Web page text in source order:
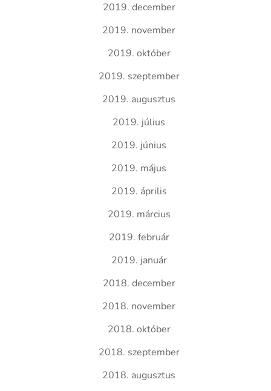
2019. december
2019. november
2019. október
2019. szeptember
2019. augusztus
2019. július
2019. június
2019. május
2019. április
2019. március
2019. február
2019. január
2018. december
2018. november
2018. október
2018. szeptember
2018. augusztus